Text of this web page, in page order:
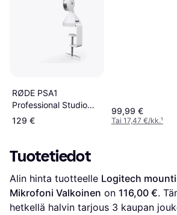
RØDE PSA1
Professional Studio
Arm valkoinen
129 €
99,99 €
Tai 17,47 €/kk.¹
Tuotetiedot
Alin hinta tuotteelle Logitech
Mikrofoni Valkoinen on 116,00 €.
hetkellä halvin tarjous 3 kaupan